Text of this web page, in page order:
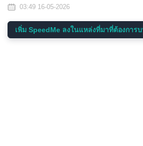
03:49 16-05-2026
เพิ่ม SpeedMe ลงในแหล่งที่มาที่ต้องการ